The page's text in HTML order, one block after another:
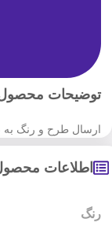
توضیحات
ارسال طرح و رنگ به
اطلاعات
رنگ